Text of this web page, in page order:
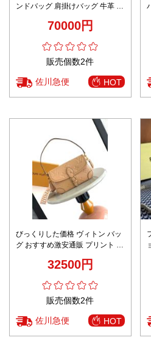
ンドバッグ 肩掛けバッグ 牛革 大
70000円
販売個数2件
佐川急便 HOT
びっくりした価格 ヴィトン バッ
グ おすすめ激安通販 プリント 牛
32500円
販売個数2件
佐川急便 HOT